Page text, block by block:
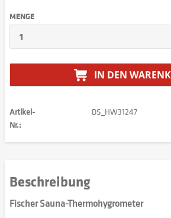
MENGE
IN DEN
Artikel-
Nr.:
DS_HW31247
Beschreibung
Fischer Sauna-Thermohygrometer